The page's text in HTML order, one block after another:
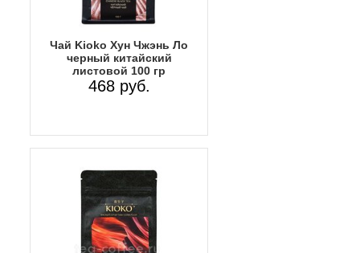
Чай Kioko Хун Чжэнь Ло
черный китайский
листовой 100 гр
468 руб.